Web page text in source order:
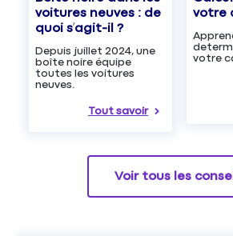
voitures neuves : de
quoi s’agit-il ?
Depuis juillet 2024, une
boîte noire équipe
toutes les voitures
neuves.
Tout savoir
votre
votre
Voir tous les